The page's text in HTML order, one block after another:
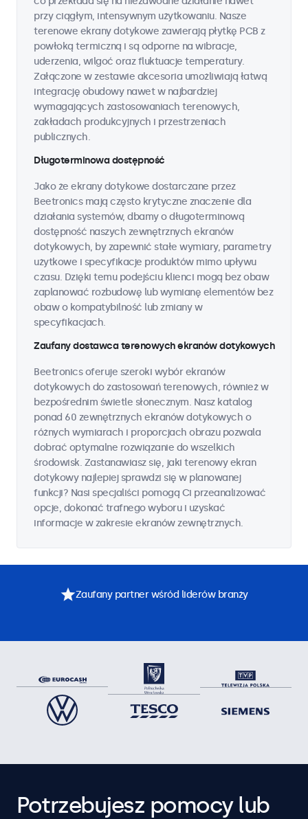
przy ciągłym, intensywnym użytkowaniu. Nasze
terenowe ekrany dotykowe zawierają płytkę PCB z
powłoką termiczną i są odporne na wibracje,
uderzenia, wilgoć oraz fluktuacje temperatury.
Załączone w zestawie akcesoria umożliwiają łatwą
integrację obudowy nawet w najbardziej
wymagających zastosowaniach terenowych,
zakładach produkcyjnych i przestrzeniach
publicznych.
Długoterminowa dostępność
Jako że ekrany dotykowe dostarczane przez
Beetronics mają często krytyczne znaczenie dla
działania systemów, dbamy o długoterminową
dostępność naszych zewnętrznych ekranów
dotykowych, by zapewnić stałe wymiary, parametry
użytkowe i specyfikacje produktów mimo upływu
czasu. Dzięki temu podejściu klienci mogą bez obaw
zaplanować rozbudowę lub wymianę elementów bez
obaw o kompatybilność lub zmiany w
specyfikacjach.
Zaufany dostawca terenowych ekranów dotykowych
Beetronics oferuje szeroki wybór ekranów
dotykowych do zastosowań terenowych, również w
bezpośrednim świetle słonecznym. Nasz katalog
ponad 60 zewnętrznych ekranów dotykowych o
różnych wymiarach i proporcjach obrazu pozwala
dobrać optymalne rozwiązanie do wszelkich
środowisk. Zastanawiasz się, jaki terenowy ekran
dotykowy najlepiej sprawdzi się w planowanej
funkcji? Nasi specjaliści pomogą Ci przeanalizować
opcje, dokonać trafnego wyboru i uzyskać
informacje w zakresie ekranów zewnętrznych.
Zaufany partner wśród liderów branży
Potrzebujesz pomocy lub